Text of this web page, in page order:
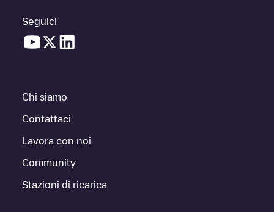
Seguici
Chi siamo
Contattaci
Lavora con noi
Community
Stazioni di ricarica